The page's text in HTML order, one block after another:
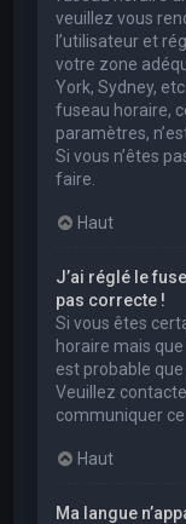
veuillez vous
l’utilisateur et
votre zone
York, Sydney,
fuseau horaire,
paramètres,
Si vous n’êtes
faire.
Haut
J’ai réglé le
pas correcte !
Si vous êtes
horaire mais que
est probable que
Veuillez
communiquer ce
Haut
Ma langue